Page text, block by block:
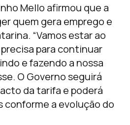
Mello afirmou que a
quem gera emprego e
“Vamos estar ao
para continuar
e fazendo a nossa
O Governo seguirá
da tarifa e poderá
conforme a evolução do